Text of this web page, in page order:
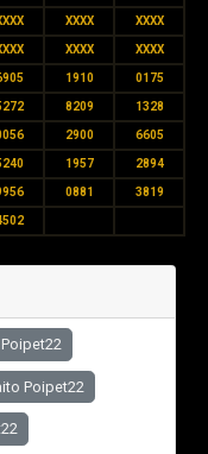
XXXX XXXX
XXXX XXXX
1910 0175
8209 1328
2900 6605
1957 2894
0881 3819
Poipet22